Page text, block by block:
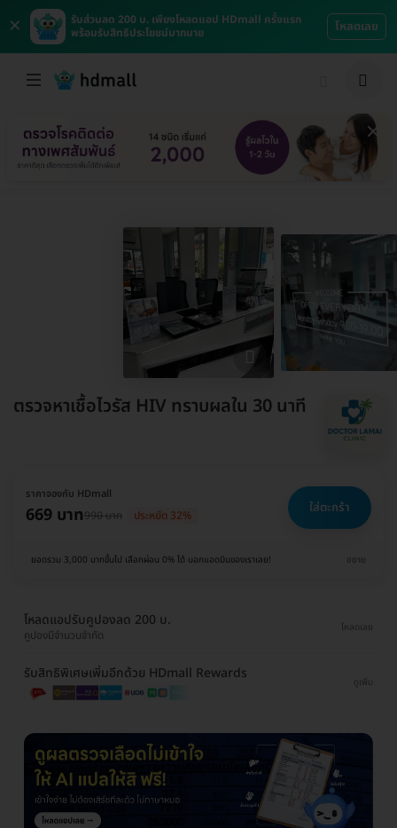
×
รับส่วนลด 200 บ. เพียงโหลดแอป HDmall ครั้งแรก
พร้อมรับสิทธิประโยชน์มากมาย
โหลดเลย
ตรวจหาเชื้อไวรัส HIV ทราบผลใน 30 นาที
ราคาจองกับ HDmall
669 บาท990 บาท ประหยัด 32% ใส่ตะกร้า
ยอดรวม 3,000 บาทขึ้นไป เลือกผ่อน 0% ได้ บอกแอดมินของเราเลย! ขยาย
โหลดแอปรับคูปองลด 200 บ.
คูปองมีจำนวนจำกัด
โหลดเลย
รับสิทธิพิเศษเพิ่มอีกด้วย HDmall Rewards
ดูเพิ่ม